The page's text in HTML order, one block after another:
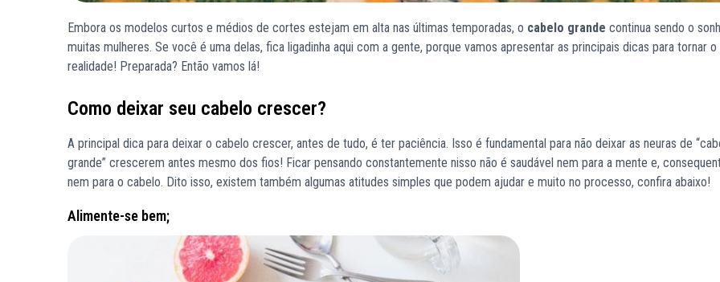
Embora os modelos curtos e médios de cortes estejam em alta nas últimas temporadas, o cabelo grande continua sendo o
muitas mulheres. Se você é uma delas, fica ligadinha aqui com a gente, porque vamos apresentar as principais dicas para tornar o
realidade! Preparada? Então vamos lá!
Como deixar seu cabelo crescer?
A principal dica para deixar o cabelo crescer, antes de tudo, é ter paciência. Isso é fundamental para não deixar as neuras de
grande” crescerem antes mesmo dos fios! Ficar pensando constantemente nisso não é saudável nem para a mente e,
nem para o cabelo. Dito isso, existem também algumas atitudes simples que podem ajudar e muito no processo, confira abaixo!
Alimente-se bem;